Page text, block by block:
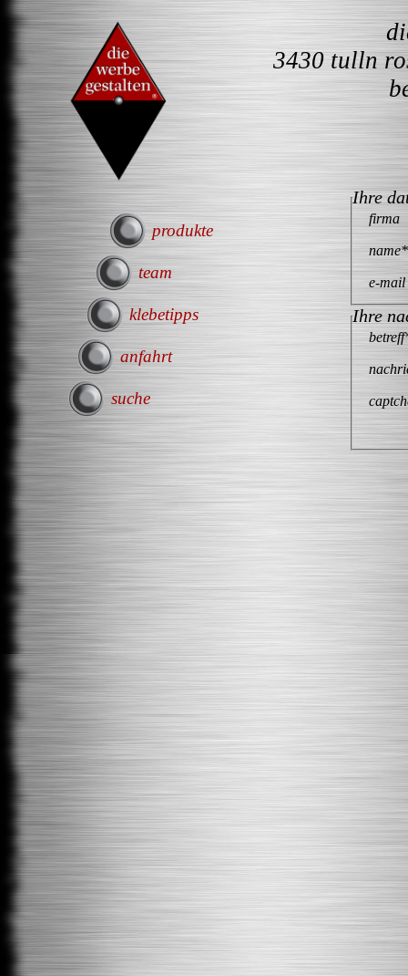
3430 tulln
produkte
team
klebetipps
anfahrt
suche
Ihre
firma
name*
e-mail
Ihre
betreff